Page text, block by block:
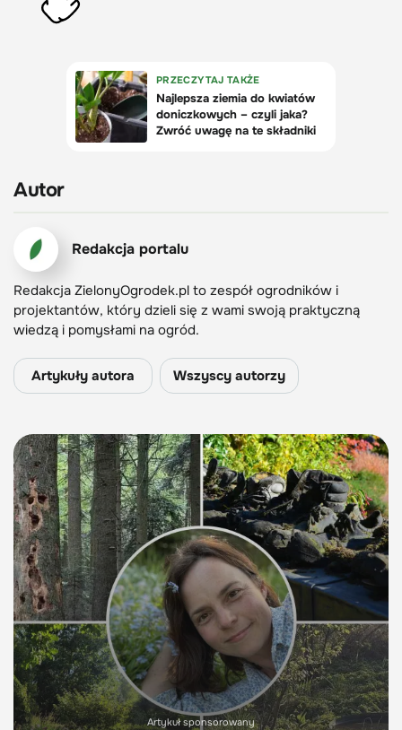
Autor
Redakcja portalu
Redakcja ZielonyOgrodek.pl to zespół ogrodników i
projektantów, który dzieli się z wami swoją praktyczną
wiedzą i pomysłami na ogród.
Artykuły autora Wszyscy autorzy
Artykuł sponsorowany